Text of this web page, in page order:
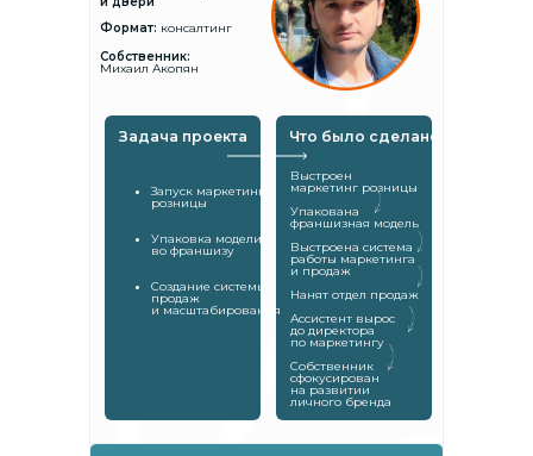
Формат: консалтинг
Собственник:
Михаил Акопян
Задача проекта Что было сделано
Запуск маркетинга
розницы
Упаковка модели
во франшизу
Создание системы
продаж
и масштабирования
Выстроен
маркетинг розницы
Упакована
франшизная модель
Выстроена система
работы маркетинга
и продаж
Нанят отдел продаж
Ассистент вырос
до директора
по маркетингу
Cобственник
сфокусирован
на развитии
личного бренда